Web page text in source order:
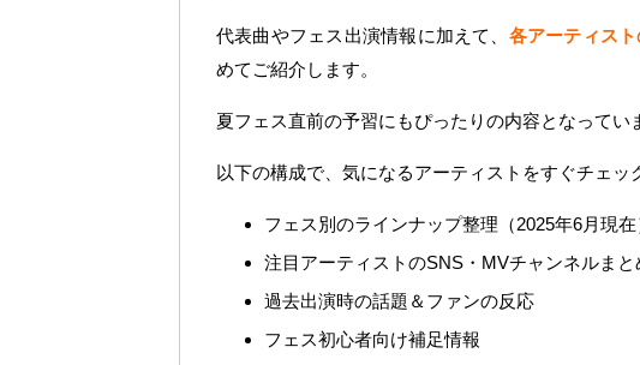
代表曲やフェス出演情報に加えて、 各アーティス
めてご紹介します。
夏フェス直前の予習にもぴったりの内容となってい
以下の構成で、気になるアーティストをすぐチェッ
フェス別のラインナップ整理（2025年6月現在
注目アーティストのSNS・MVチャンネルまと
過去出演時の話題＆ファンの反応
フェス初心者向け補足情報